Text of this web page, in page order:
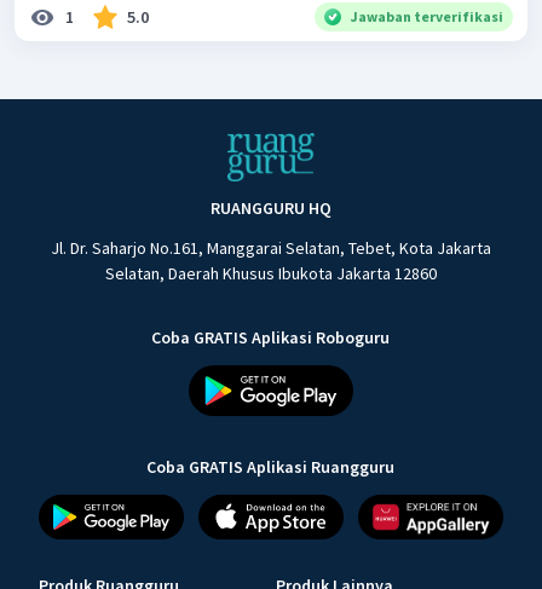
1 5.0 Jawaban terverifikasi
RUANGGURU HQ
Jl. Dr. Saharjo No.161, Manggarai Selatan, Tebet, Kota Jakarta
Selatan, Daerah Khusus Ibukota Jakarta 12860
Coba GRATIS Aplikasi Roboguru
Coba GRATIS Aplikasi Ruangguru